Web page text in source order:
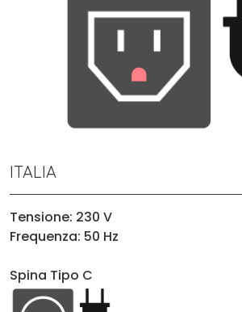
ITALIA
Tensione: 230 V
Frequenza: 50 Hz
Spina Tipo C